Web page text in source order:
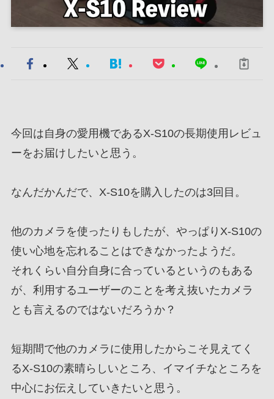
今回は自身の愛用機であるX-S10の長期使用レビュ
ーをお届けしたいと思う。
なんだかんだで、X-S10を購入したのは3回目。
他のカメラを使ったりもしたが、やっぱりX-S10の
使い心地を忘れることはできなかったようだ。
それくらい自分自身に合っているというのもある
が、利用するユーザーのことを考え抜いたカメラ
とも言えるのではないだろうか？
短期間で他のカメラに使用したからこそ見えてく
るX-S10の素晴らしいところ、イマイチなところを
中心にお伝えしていきたいと思う。